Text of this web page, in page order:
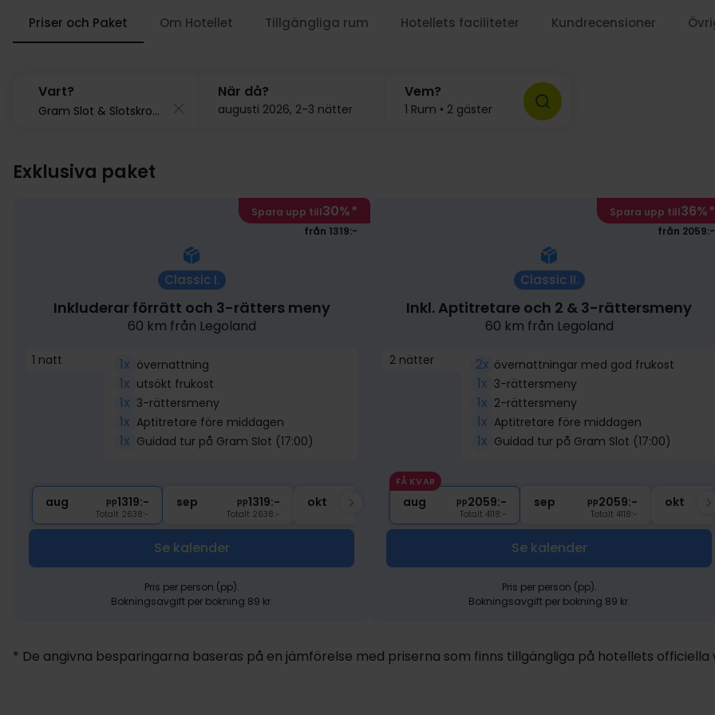
Priser och Paket Om Hotellet Tillgängliga rum Hotellets faciliteter Kundrecensioner
Vart? När då?
augusti 2026, 2-3 nätter
Vem?
1 Rum • 2 gäster
Exklusiva paket
Spara upp till30%*
från 1319:-
Classic I.
Inkluderar förrätt och 3-rätters meny
60 km från Legoland
1 natt 1x övernattning
1x utsökt frukost
1x 3-rättersmeny
1x Aptitretare före middagen
1x Guidad tur på Gram Slot (17:00)
aug pp1319:-
Totalt 2638:-
sep pp1319:-
Totalt 2638:-
okt 1319:- nov pp 1319:-
Totalt 2638:-
dec pp 1319:-
Totalt 2638:-
jan
Se kalender
Pris per person (pp).
Bokningsavgift per bokning 89 kr.
Spara upp till36%*
från 2059:-
Classic II.
Inkl. Aptitretare och 2 & 3-rättersmeny
60 km från Legoland
2 nätter 2x övernattningar med god frukost
1x 3-rättersmeny
1x 2-rättersmeny
1x Aptitretare före middagen
1x Guidad tur på Gram Slot (17:00)
FÅ KVAR
aug pp2059:-
Totalt 4118:-
sep pp2059:-
Totalt 4118:-
okt
Se kalender
Pris per person (pp).
Bokningsavgift per bokning 89 kr.
* De angivna besparingarna baseras på en jämförelse med priserna som finns tillgängliga på hotellets officiella